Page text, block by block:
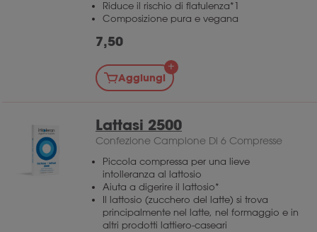
Riduce il rischio di flatulenza*1
Composizione pura e vegana
7,50
Aggiungi
Lattasi 2500
Confezione Campione Di 6 Compresse
Piccola compressa per una lieve
intolleranza al lattosio
Aiuta a digerire il lattosio*
Il lattosio (zucchero del latte) si trova
principalmente nel latte, nel formaggio e in
altri prodotti lattiero-caseari